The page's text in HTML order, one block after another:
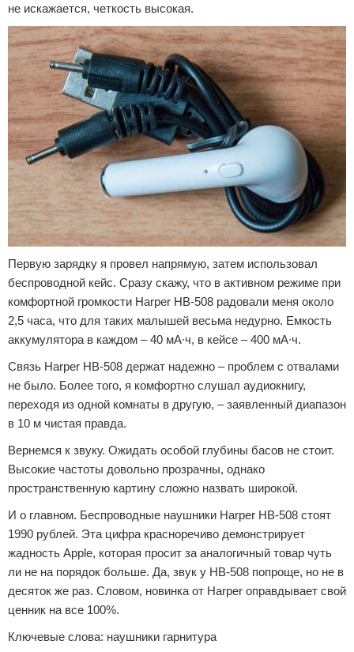
не искажается, четкость высокая.
Первую зарядку я провел напрямую, затем использовал
беспроводной кейс. Сразу скажу, что в активном режиме при
комфортной громкости Harper HB-508 радовали меня около
2,5 часа, что для таких малышей весьма недурно. Емкость
аккумулятора в каждом – 40 мА∙ч, в кейсе – 400 мА∙ч.
Связь Harper HB-508 держат надежно – проблем с отвалами
не было. Более того, я комфортно слушал аудиокнигу,
переходя из одной комнаты в другую, – заявленный диапазон
в 10 м чистая правда.
Вернемся к звуку. Ожидать особой глубины басов не стоит.
Высокие частоты довольно прозрачны, однако
пространственную картину сложно назвать широкой.
И о главном. Беспроводные наушники Harper HB-508 стоят
1990 рублей. Эта цифра красноречиво демонстрирует
жадность Apple, которая просит за аналогичный товар чуть
ли не на порядок больше. Да, звук у HB-508 попроще, но не в
десяток же раз. Словом, новинка от Harper оправдывает свой
ценник на все 100%.
Ключевые слова: наушники гарнитура